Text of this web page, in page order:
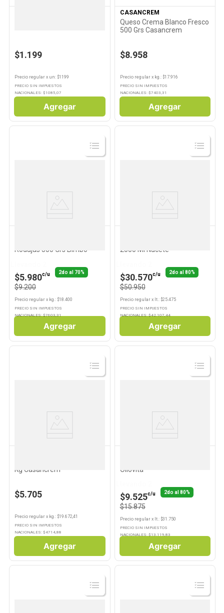
$1.199
Precio regular x un: $1199
PRECIO SIN IMPUESTOS
NACIONALES: $ 1085,07
Agregar
CASANCREM
Queso Crema Blanco Fresco
500 Grs Casancrem
$8.958
Precio regularx kg. : $17.916
PRECIO SIN IMPUESTOS
NACIONALES: $7403,31
Agregar
Ver
Producto
Rodajas 500 Grs Bimbo
$5.980c/u 2do al 70%
$9.200
Precio regular x kg. : $18.400
PRECIO SIN IMPUESTOS
NACIONALES: $7603,31
Agregar
Ver
Producto
2000 Ml Nucete
$30.570c/u 2do al 80%
$50.950
Precio regularx lt. : $25.475
PRECIO SIN IMPUESTOS
NACIONALES: $42.107,44
Agregar
Ver
Producto
Kg Casancrem
$5.705
Precio regular x kg.: $19.672,41
PRECIO SIN IMPUESTOS
NACIONALES: $4714,88
Agregar
Ver
Producto
Oliovita
$9.525c/u 2do al 80%
$15.875
Precio regularx lt.: $31.750
PRECIO SIN IMPUESTOS
NACIONALES: $ 13.119,83
Agregar